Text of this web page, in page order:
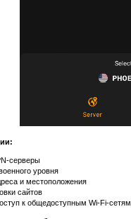
серверы
уровня
и местоположения
сайтов
к общедоступным Wi-Fi-сетям